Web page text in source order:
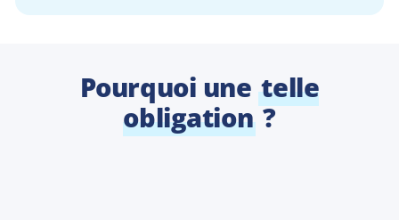
Pourquoi unetelle
obligation?